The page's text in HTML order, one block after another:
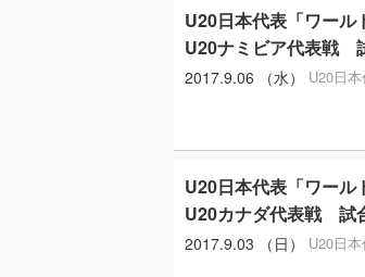
U20日本代表「ワー
U20ナミビア代表戦
2017.9.06 （水） U20日
U20日本代表「ワー
U20カナダ代表戦 試
2017.9.03 （日） U20日